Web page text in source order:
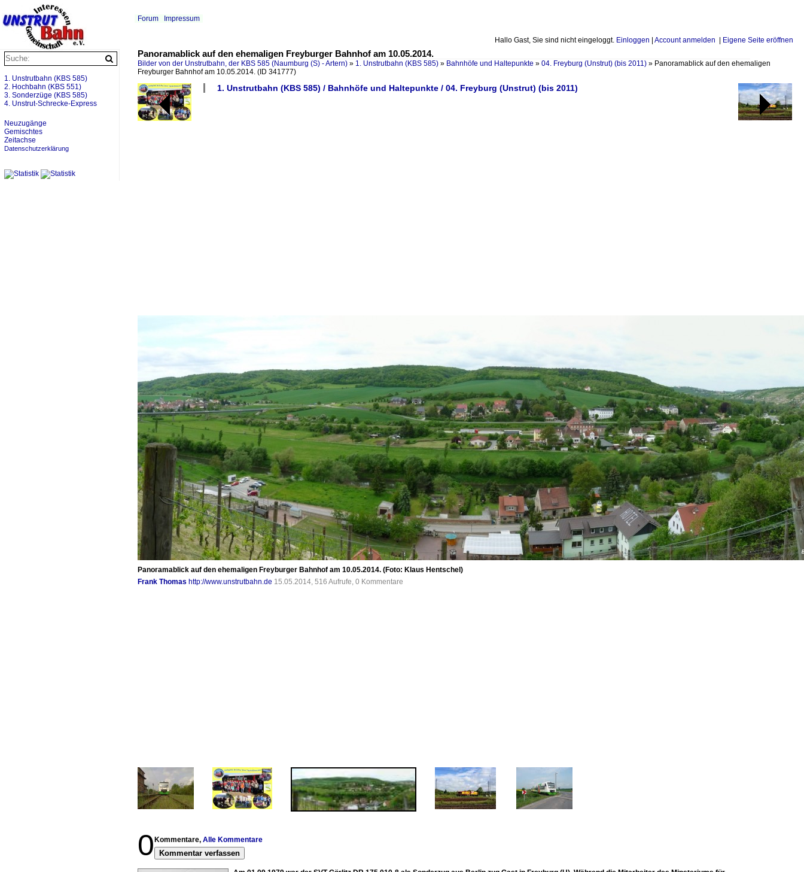
Hallo Gast, Sie sind nicht eingeloggt. Einloggen Account anmelden Eigene Seite eröffnen
Forum Impressum
Panoramablick auf den ehemaligen Freyburger Bahnhof am 10.05.2014.
Bilder von der Unstrutbahn, der KBS 585 (Naumburg (S) - Artern) » 1. Unstrutbahn (KBS 585) » Bahnhöfe und Haltepunkte » 04. Freyburg (Unstrut) (bis 2011) » Panoramablick auf den ehemaligen
Freyburger Bahnhof am 10.05.2014. (ID 341777)
1. Unstrutbahn (KBS 585) / Bahnhöfe und Haltepunkte / 04. Freyburg (Unstrut) (bis 2011)
Panoramablick auf den ehemaligen Freyburger Bahnhof am 10.05.2014. (Foto: Klaus Hentschel)
Frank Thomas http://www.unstrutbahn.de 15.05.2014, 516 Aufrufe, 0 Kommentare
0 Kommentare, Alle Kommentare
Kommentar verfassen
1. Unstrutbahn (KBS 585)
2. Hochbahn (KBS 551)
3. Sonderzüge (KBS 585)
4. Unstrut-Schrecke-Express
Neuzugänge
Gemischtes
Zeitachse
Datenschutzerklärung